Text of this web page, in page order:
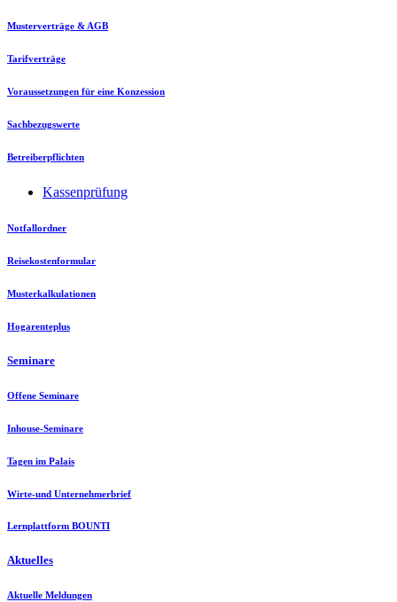
Musterverträge & AGB
Tarifverträge
Voraussetzungen für eine Konzession
Sachbezugswerte
Betreiberpflichten
Kassenprüfung
Notfallordner
Reisekostenformular
Musterkalkulationen
Hogarenteplus
Seminare
Offene Seminare
Inhouse-Seminare
Tagen im Palais
Wirte-und Unternehmerbrief
Lernplattform BOUNTI
Aktuelles
Aktuelle Meldungen